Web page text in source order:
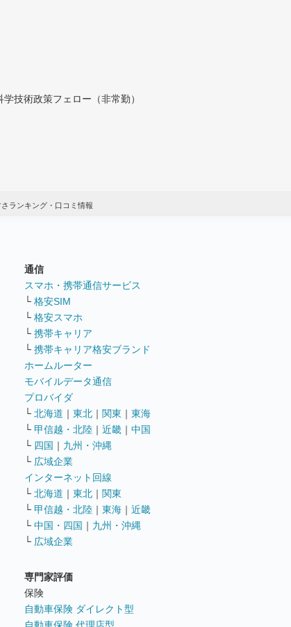
技術政策フェロー（非常勤）
ランキング・口コミ情報
通信
スマホ・携帯通信サービス
└ 格安SIM
└ 格安スマホ
└ 携帯キャリア
└ 携帯キャリア格安ブランド
ホームルーター
モバイルデータ通信
プロバイダ
└ 北海道 ｜ 東北 ｜ 関東 ｜ 東海
└ 甲信越・北陸 ｜ 近畿 ｜ 中国
└ 四国 ｜ 九州・沖縄
└ 広域企業
インターネット回線
└ 北海道 ｜ 東北 ｜ 関東
└ 甲信越・北陸 ｜ 東海 ｜ 近畿
└ 中国・四国 ｜ 九州・沖縄
└ 広域企業
専門家評価
保険
自動車保険 ダイレクト型